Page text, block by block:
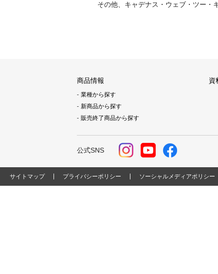
その他、キャデナス・ウェブ・ツー・
商品情報
業種から探す
新商品から探す
販売終了商品から探す
資
公式SNS
サイトマップ プライバシーポリシー ソーシャルメディアポリシー